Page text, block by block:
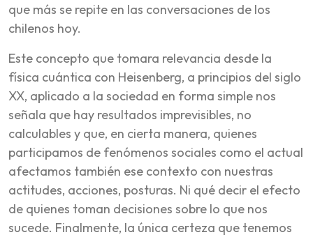
que más se repite en las conversaciones de los
chilenos hoy.
Este concepto que tomara relevancia desde la
física cuántica con Heisenberg, a principios del siglo
XX, aplicado a la sociedad en forma simple nos
señala que hay resultados imprevisibles, no
calculables y que, en cierta manera, quienes
participamos de fenómenos sociales como el actual
afectamos también ese contexto con nuestras
actitudes, acciones, posturas. Ni qué decir el efecto
de quienes toman decisiones sobre lo que nos
sucede. Finalmente, la única certeza que tenemos